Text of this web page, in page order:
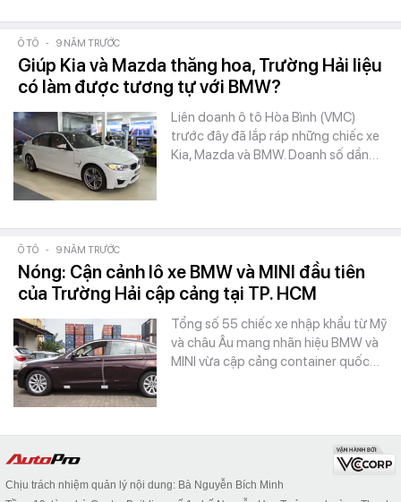
Ô TÔ - 9 NĂM TRƯỚC
Giúp Kia và Mazda thăng hoa, Trường Hải liệu
có làm được tương tự với BMW?
Liên doanh ô tô Hòa Bình (VMC)
trước đây đã lắp ráp những chiếc xe
Kia, Mazda và BMW. Doanh số dần…
Ô TÔ - 9 NĂM TRƯỚC
Nóng: Cận cảnh lô xe BMW và MINI đầu tiên
của Trường Hải cập cảng tại TP. HCM
Tổng số 55 chiếc xe nhập khẩu từ Mỹ
và châu Âu mang nhãn hiệu BMW và
MINI vừa cập cảng container quốc…
Chịu trách nhiệm quản lý nội dung: Bà Nguyễn Bích Minh